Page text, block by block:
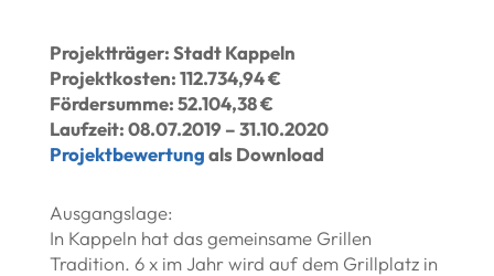
Projektträger: Stadt Kappeln
Projektkosten: 112.734,94 €
Fördersumme: 52.104,38 €
Laufzeit: 08.07.2019 – 31.10.2020
Projektbewertungals Download
Ausgangslage:
In Kappeln hat das gemeinsame Grillen
Tradition. 6 x im Jahr wird auf dem Grillplatz in